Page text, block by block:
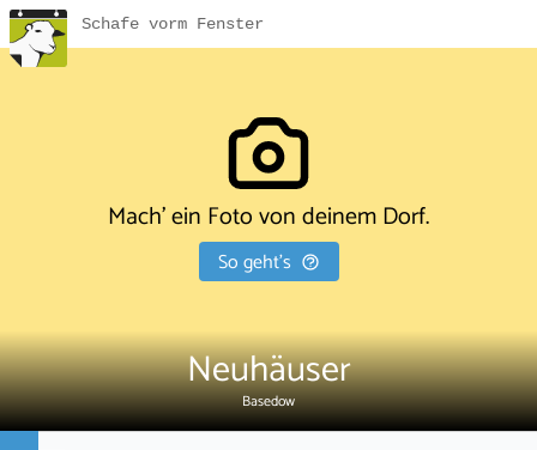
Schafe vorm Fenster
Mach' ein Foto von deinem Dorf.
So geht's
Neuhäuser
Basedow